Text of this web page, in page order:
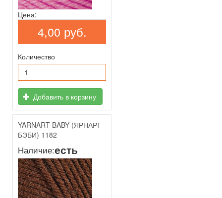
Цена:
4,00 руб.
Количество
Добавить в корзину
YARNART BABY (ЯРНАРТ
БЭБИ) 1182
Наличие:есть